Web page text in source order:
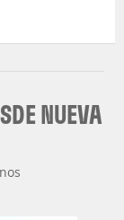
NUEVA